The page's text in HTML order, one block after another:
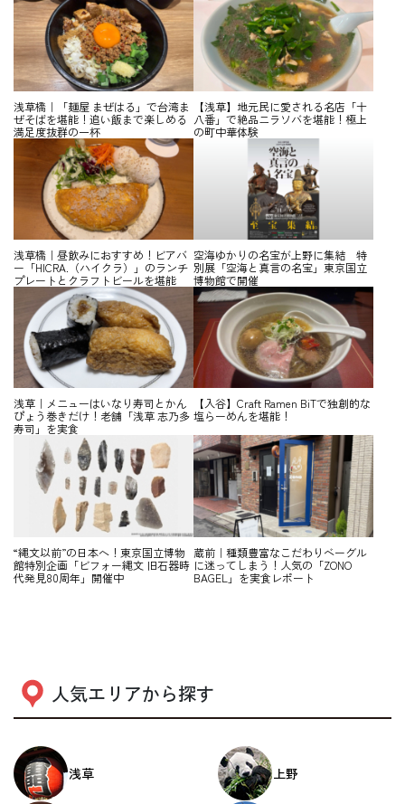
浅草橋｜「麺屋 まぜはる」で台湾ま
ぜそばを堪能！追い飯まで楽しめる
満足度抜群の一杯
【浅草】地元民に愛される名店「十
八番」で絶品ニラソバを堪能！極上
の町中華体験
浅草橋｜昼飲みにおすすめ！ビアバ
ー「HICRA.（ハイクラ）」のランチ
プレートとクラフトビールを堪能
空海ゆかりの名宝が上野に集結 特
別展「空海と真言の名宝」東京国立
博物館で開催
浅草｜メニューはいなり寿司とかん
ぴょう巻きだけ！老舗「浅草 志乃多
寿司」を実食
【入谷】Craft Ramen BiTで独創的な
塩らーめんを堪能！
“縄文以前”の日本へ！東京国立博物
館特別企画「ビフォー縄文 旧石器時
代発見80周年」開催中
蔵前｜種類豊富なこだわりベーグル
に迷ってしまう！人気の「ZONO
BAGEL」を実食レポート
人気エリアから探す
浅草 上野